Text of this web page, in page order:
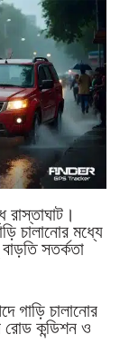
রাস্তাঘাট।
চালানোর মধ্যে
সতর্কতা
গাড়ি চালানোর
রোড কন্ডিশন ও